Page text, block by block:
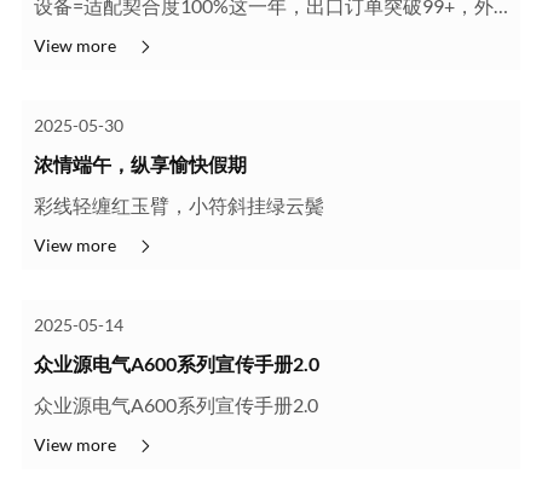
设备=适配契合度100%这一年，出口订单突破99+，外
View more
2025-05-30
浓情端午，纵享愉快假期
彩线轻缠红玉臂，小符斜挂绿云鬓
View more
2025-05-14
众业源电气A600系列宣传手册2.0
众业源电气A600系列宣传手册2.0
View more